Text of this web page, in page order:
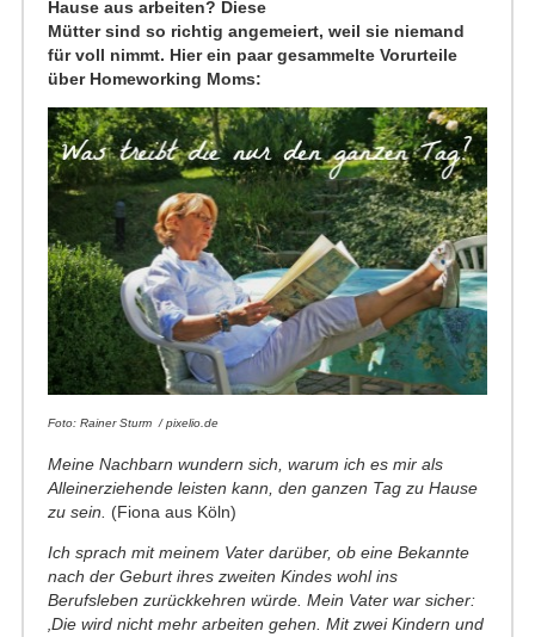
Hause aus arbeiten? Diese
Mütter sind so richtig angemeiert, weil sie niemand
für voll nimmt. Hier ein paar gesammelte Vorurteile
über Homeworking Moms:
Foto: Rainer Sturm / pixelio.de
Meine Nachbarn wundern sich, warum ich es mir als
Alleinerziehende leisten kann, den ganzen Tag zu Hause
zu sein.
(Fiona aus Köln)
Ich sprach mit meinem Vater darüber, ob eine Bekannte
nach der Geburt ihres zweiten Kindes wohl ins
Berufsleben zurückkehren würde. Mein Vater war sicher:
‚Die wird nicht mehr arbeiten gehen. Mit zwei Kindern und